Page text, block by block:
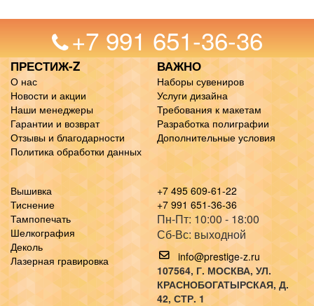
+7 991 651-36-36
ПРЕСТИЖ-Z
О нас
Новости и акции
Наши менеджеры
Гарантии и возврат
Отзывы и благодарности
Политика обработки данных
ВАЖНО
Наборы сувениров
Услуги дизайна
Требования к макетам
Разработка полиграфии
Дополнительные условия
Вышивка
Тиснение
Тампопечать
Шелкография
Деколь
Лазерная гравировка
+7 495 609-61-22
+7 991 651-36-36
Пн-Пт: 10:00 - 18:00
Сб-Вс: выходной
info@prestige-z.ru
107564, Г. МОСКВА, УЛ.
КРАСНОБОГАТЫРСКАЯ, Д.
42, СТР. 1